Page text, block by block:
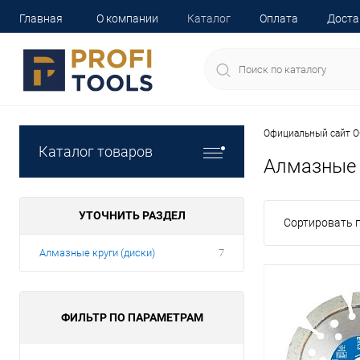
Главная О компании Каталог Оплата
Каталог товаров
УТОЧНИТЬ РАЗДЕЛ
Алмазные круги (диски) 7
ФИЛЬТР ПО ПАРАМЕТРАМ
Официальный сайт
Алмазные
Сортировать